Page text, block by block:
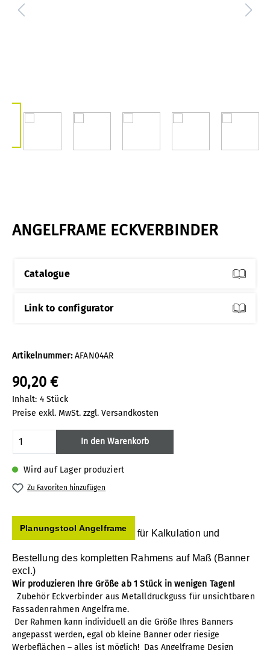
ANGELFRAME ECKVERBINDER
Catalogue
Link to configurator
Artikelnummer:AFAN04AR
90,20 €
Inhalt: 4 Stück
Preise exkl. MwSt. zzgl. Versandkosten
Wird auf Lager produziert
Produkt Anzahl: Gib den gewünschten
In den Warenkorb
Zu Favoriten hinzufügen
Planungstool Angelframe
für Kalkulation und
Bestellung des kompletten Rahmens auf Maß (Banner
excl.)
Wir produzieren Ihre Größe ab 1 Stück in wenigen Tagen!
Zubehör Eckverbinder aus Metalldruckguss für unsichtbaren
Fassadenrahmen Angelframe.
Der Rahmen kann individuell an die Größe Ihres Banners
angepasst werden, egal ob kleine Banner oder riesige
Werbeflächen – alles ist möglich! Das Angelframe Design